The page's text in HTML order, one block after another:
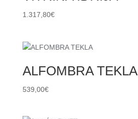
1.317,80€
ALFOMBRA TEKLA
539,00€